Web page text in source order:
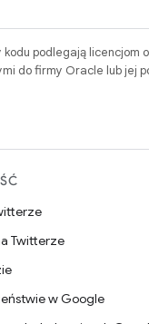
podlegają licencjom
do firmy Oracle lub jej
Twitterze
w Google